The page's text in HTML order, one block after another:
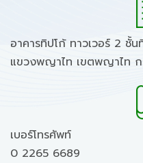
อาคารทิปโก้ ทาวเวอร์ 2 ชั้
แขวงพญาไท เขตพญาไท
เบอร์โทรศัพท์
0 2265 6689